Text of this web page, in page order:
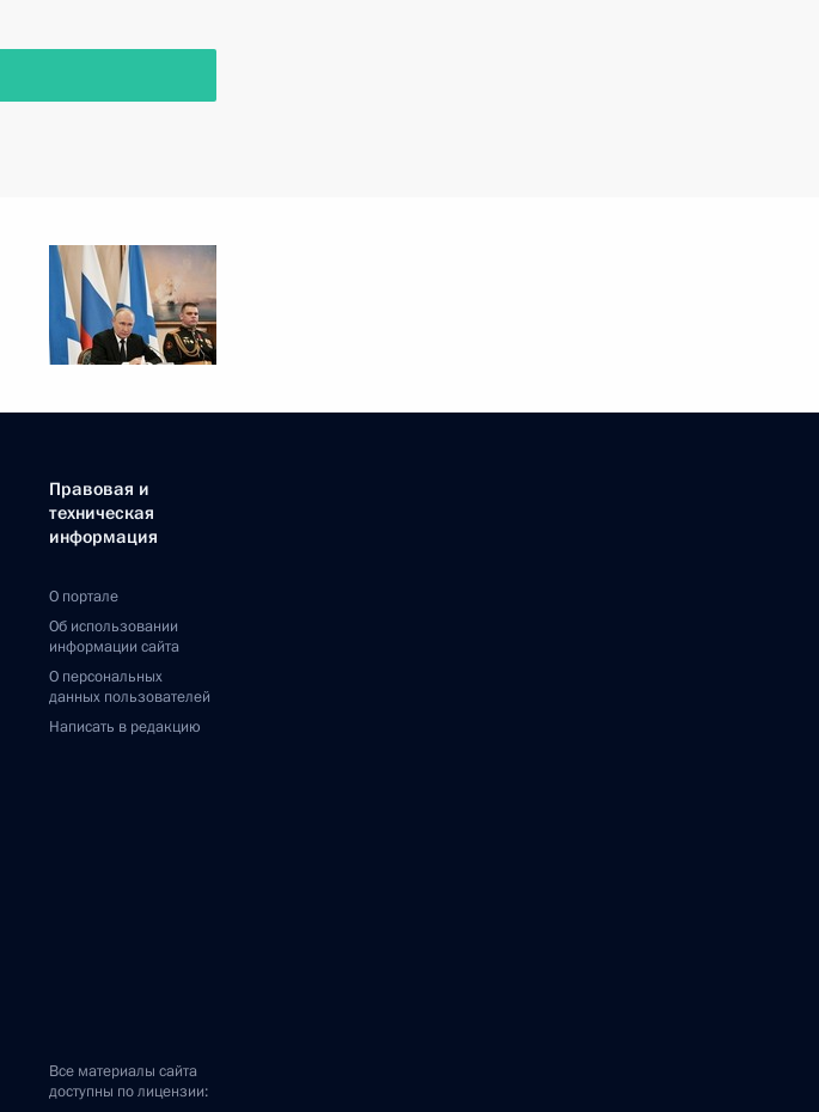
Правовая и
техническая
информация
О портале
Об использовании
информации сайта
О персональных
данных пользователей
Написать в редакцию
Все материалы сайта
доступны по лицензии: